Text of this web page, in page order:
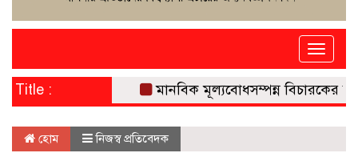
Toggle
Title : মানবিক মূল্যবোধসম্পন্ন বিচারকের
হোম নিজস্ব প্রতিবেদক